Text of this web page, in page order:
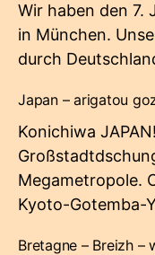
Wir haben den 7.
in München.
durch
Japan – arigatou
Konichiwa
Megametropole.
Kyoto-Gotemba-
Bretagne – Breizh –